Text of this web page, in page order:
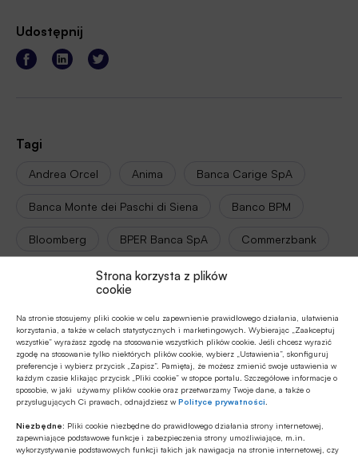
Strona korzysta z plików
cookie
Na stronie stosujemy pliki cookie w celu zapewnienie prawidłowego działania, ułatwienia
korzystania, a także w celach statystycznych i marketingowych. Wybierając „Zaakceptuj
wszystkie” wyrażasz zgodę na stosowanie wszystkich plików cookie. Jeśli chcesz wyrazić
zgodę na stosowanie tylko niektórych plików cookie, wybierz „Ustawienia”, skonfiguruj
preferencje i wybierz przycisk „Zapisz”. Pamiętaj, że możesz zmienić swoje ustawienia w
każdym czasie klikając przycisk „Pliki cookie” w stopce portalu. Szczegółowe informacje o
sposobie, w jaki używamy plików cookie oraz przetwarzamy Twoje dane, a także o
przysługujących Ci prawach, odnajdziesz wPolityce prywatności
Niezbędne: Pliki cookie niezbędne do prawidłowego działania strony internetowej,
zapewniające podstawowe funkcje i zabezpieczenia strony umożliwiające, m.in.
wykorzystywanie podstawowych funkcji takich jak nawigacja na stronie internetowej, czy
Udostępnij
Tagi
Andrea Orcel Anima Banca Carige SpA
Banca Monte dei Paschi di Siena Banco BPM
Bloomberg BPER Banca SpA Commerzbank
Credit Agricole Group Credito Valtellinese SpA
UBS Investment Bank UniCredit
Autor
Witold Gadomski